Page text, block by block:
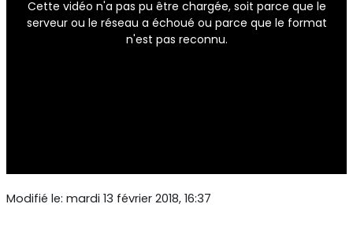
modalCette vidéo n'a pas pu être chargée, soit parce que le
serveur ou le réseau a échoué ou parce que le format
n'est pas reconnu.
Modifié le: mardi 13 février 2018, 16:37